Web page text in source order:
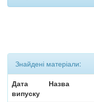
Знайдені матеріали:
Дата
випуску
Назва